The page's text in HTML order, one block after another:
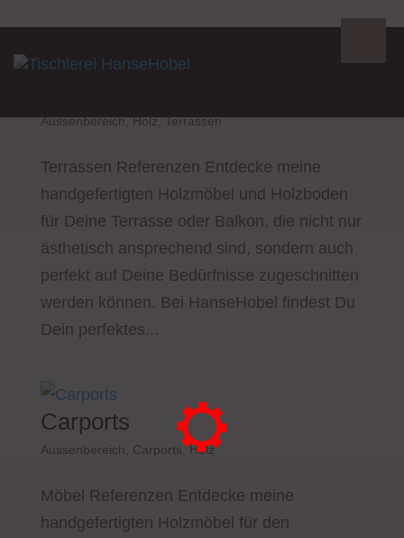
Aussenbereich,Holz,Terrassen
Terrassen Referenzen Entdecke meine
handgefertigten Holzmöbel und Holzboden
für Deine Terrasse oder Balkon, die nicht nur
ästhetisch ansprechend sind, sondern auch
perfekt auf Deine Bedürfnisse zugeschnitten
werden können. Bei HanseHobel findest Du
Dein perfektes...
Carports
Aussenbereich Carports,Holz
Möbel Referenzen Entdecke meine
handgefertigten Holzmöbel für den